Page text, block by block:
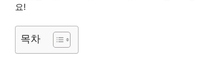
요!
목차